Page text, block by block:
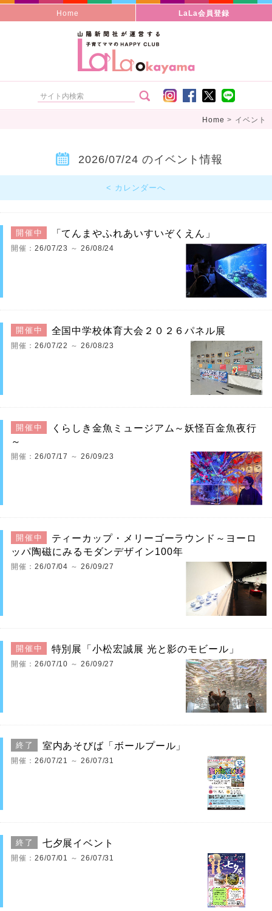
Home LaLa会員登録
Home > イベント
2026/07/24 のイベント情報
< カレンダーへ
開催中 「てんまやふれあいすいぞくえん」
開催：26/07/23 ～26/08/24
開催中 全国中学校体育大会２０２６パネル展
開催：26/07/22 ～26/08/23
開催中
くらしき金魚ミュージアム～妖怪百金魚夜行
～
開催：26/07/17 ～26/09/23
開催中
ティーカップ・メリーゴーラウンド～ヨーロ
ッパ陶磁にみるモダンデザイン100年
開催：26/07/04 ～26/09/27
開催中 特別展「小松宏誠展 光と影のモビール」
開催：26/07/10 ～26/09/27
終了 室内あそびば「ボールプール」
開催：26/07/21 ～26/07/31
終了 七夕展イベント
開催：26/07/01 ～26/07/31